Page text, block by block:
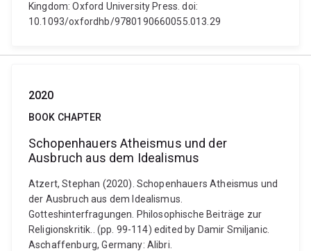
Kingdom: Oxford University Press. doi:
10.1093/oxfordhb/9780190660055.013.29
2020
BOOK CHAPTER
Schopenhauers Atheismus und der
Ausbruch aus dem Idealismus
Atzert, Stephan (2020). Schopenhauers Atheismus und
der Ausbruch aus dem Idealismus.
Gotteshinterfragungen. Philosophische Beiträge zur
Religionskritik.. (pp. 99-114) edited by Damir Smiljanic.
Aschaffenburg, Germany: Alibri.